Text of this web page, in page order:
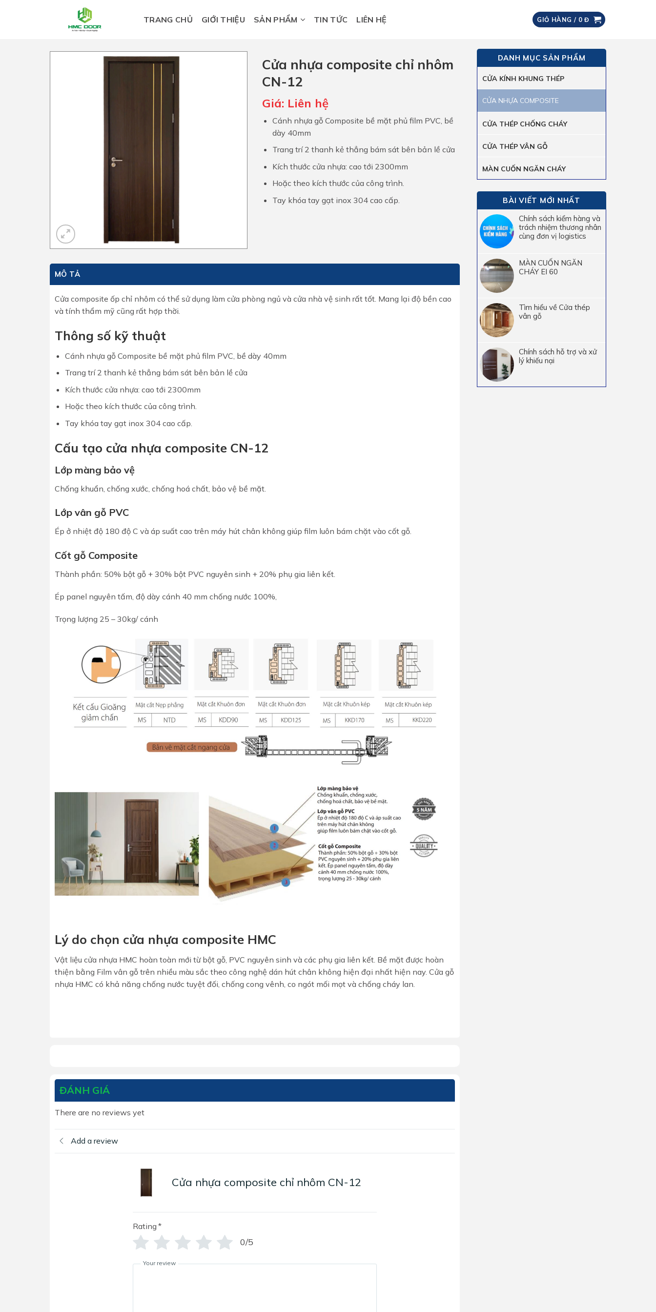
MIỄN PHÍ THIẾT KẾ 3D, ĐO
ĐẠC
ĐĂNG KÝ NGAY
×
TRANG CHỦ GIỚI THIỆU SẢN PHẨM TIN TỨC LIÊN HỆ GIỎ HÀNG / 0Đ
DANH MỤC SẢN PHẨM
CỬA KÍNH KHUNG THÉP
CỬA NHỰA COMPOSITE
CỬA THÉP CHỐNG CHÁY
CỬA THÉP VÂN GỖ
MÀN CUỐN NGĂN CHÁY
BÀI VIẾT MỚI NHẤT
Chính sách kiểm hàng và
trách nhiệm thương nhân
cùng đơn vị logistics
MÀN CUỐN NGĂN
CHÁY EI 60
Tìm hiểu về Cửa thép
vân gỗ
Chính sách hỗ trợ và xử
lý khiếu nại
Cửa nhựa composite chỉ nhôm
CN-12
Giá: Liên hệ
Cánh nhựa gỗ Composite bề mặt phủ film PVC, bề
dày 40mm
Trang trí 2 thanh kẻ thẳng bám sát bên bản lề cửa
Kích thước cửa nhựa: cao tới 2300mm
Hoặc theo kích thước của công trình.
Tay khóa tay gạt inox 304 cao cấp.
MÔ TẢ
Cửa composite ốp chỉ nhôm có thể sử dụng làm cửa phòng ngủ và cửa nhà vệ sinh rất tốt. Mang lại độ bền cao
và tính thẩm mỹ cũng rất hợp thời.
Thông số kỹ thuật
Cánh nhựa gỗ Composite bề mặt phủ film PVC, bề dày 40mm
Trang trí 2 thanh kẻ thẳng bám sát bên bản lề cửa
Kích thước cửa nhựa: cao tới 2300mm
Hoặc theo kích thước của công trình.
Tay khóa tay gạt inox 304 cao cấp.
Cấu tạo cửa nhựa composite CN-12
Lớp màng bảo vệ
Chống khuẩn, chống xước, chống hoá chất, bảo vệ bề mặt.
Lớp vân gỗ PVC
Ép ở nhiệt độ 180 độ C và áp suất cao trên máy hút chân không giúp film luôn bám chặt vào cốt gỗ.
Cốt gỗ Composite
Thành phần: 50% bột gỗ + 30% bột PVC nguyên sinh + 20% phụ gia liên kết.
Ép panel nguyên tấm, độ dày cánh 40 mm chống nước 100%,
Trọng lượng 25 – 30kg/ cánh
Lý do chọn cửa nhựa composite HMC
Vật liệu cửa nhựa HMC hoàn toàn mới từ bột gỗ, PVC nguyên sinh và các phụ gia liên kết. Bề mặt được hoàn
thiện bằng Film vân gỗ trên nhiều màu sắc theo công nghệ dán hút chân không hiện đại nhất hiện nay. Cửa gỗ
nhựa HMC có khả năng chống nước tuyệt đối, chống cong vênh, co ngót mối mọt và chống cháy lan.
ĐÁNH GIÁ
There are no reviews yet
Add a review
Cửa nhựa composite chỉ nhôm CN-12
Rating *
0/5
Your review